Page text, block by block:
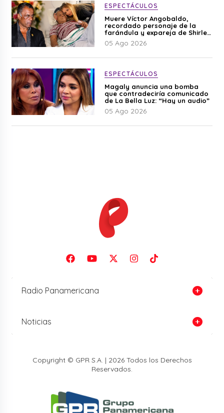
ESPECTÁCULOS
Muere Víctor Angobaldo,
recordado personaje de la
farándula y expareja de Shirley
Cherres
05 Ago 2026
ESPECTÁCULOS
Magaly anuncia una bomba
que contradeciría comunicado
de La Bella Luz: “Hay un audio”
05 Ago 2026
Radio Panamericana
Noticias
Copyright © GPR S.A. | 2026 Todos los Derechos
Reservados.